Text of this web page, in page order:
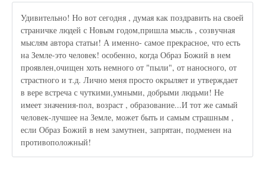
Удивительно! Но вот сегодня , думая как поздравить на своей
страничке людей с Новым годом,пришла мысль , созвучная
мыслям автора статьи! А именно- самое прекрасное, что есть
на Земле-это человек! особенно, когда Образ Божий в нем
проявлен,очищен хоть немного от "пыли", от наносного, от
страстного и т.д. Лично меня просто окрыляет и утверждает
в вере встреча с чуткими,умными, добрыми людьми! Не
имеет значения-пол, возраст , образование...И тот же самый
человек-лучшее на Земле, может быть и самым страшным ,
если Образ Божий в нем замутнен, запрятан, подменен на
противоположный!